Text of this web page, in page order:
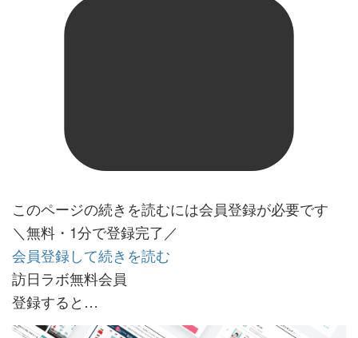
このページの続きを読むには会員登録が必要です
＼無料・1分で登録完了／
会員登録して続きを読む
訪日ラボ無料会員
登録すると…